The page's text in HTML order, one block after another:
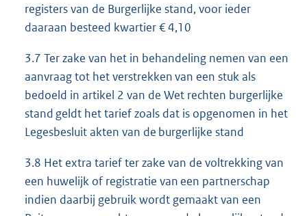
registers van de Burgerlijke stand, voor ieder
daaraan besteed kwartier € 4,10
3.7 Ter zake van het in behandeling nemen van een
aanvraag tot het verstrekken van een stuk als
bedoeld in artikel 2 van de Wet rechten burgerlijke
stand geldt het tarief zoals dat is opgenomen in het
Legesbesluit akten van de burgerlijke stand
3.8 Het extra tarief ter zake van de voltrekking van
een huwelijk of registratie van een partnerschap
indien daarbij gebruik wordt gemaakt van een